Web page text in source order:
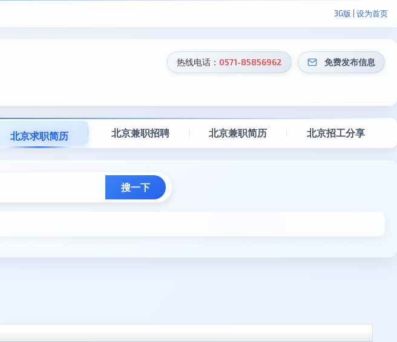
3G版 设为首页
热线电话： 0571-85856962 免费发布信息
北京求职简历 北京兼职招聘 北京兼职简历 北京招工分享